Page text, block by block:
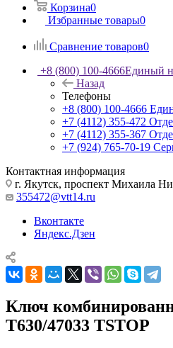
Корзина0
Избранные товары0
Сравнение товаров0
+8 (800) 100-4666Единый
Назад
Телефоны
+8 (800) 100-4666
+7 (4112) 355-472
+7 (4112) 355-367
+7 (924) 765-70-19
Контактная информация
г. Якутск, проспект Михаила
355472@vtt14.ru
Вконтакте
Яндекс.Дзен
Ключ
T630/47033 TSTOP